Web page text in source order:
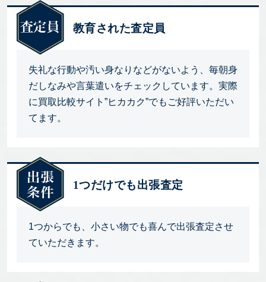
教育された査定員
失礼な行動や汚い身なりなどがないよう、毎朝身
だしなみや言葉遣いをチェックしています。実際
に買取比較サイト”ヒカカク”でもご好評いただい
てます。
1つだけでも出張査定
1つからでも、小さい物でも喜んで出張査定させ
ていただきます。